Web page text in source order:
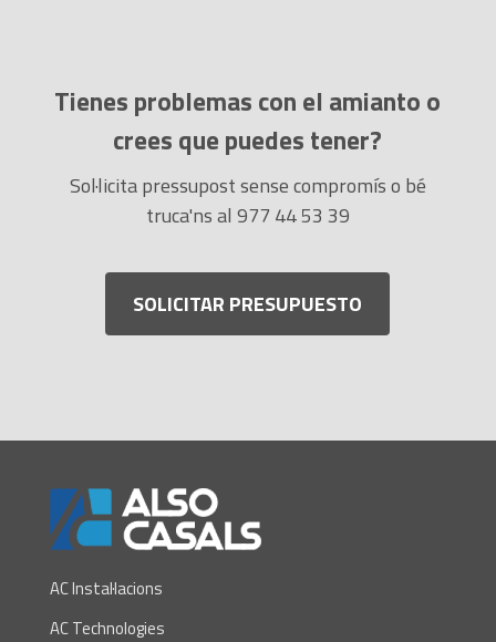
Tienes problemas con el amianto o
crees que puedes tener?
Sol·licita pressupost sense compromís o bé
truca'ns al 977 44 53 39
SOLICITAR PRESUPUESTO
AC Instal·lacions
AC Technologies